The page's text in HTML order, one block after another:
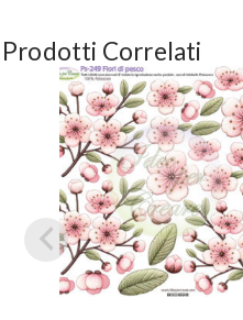
Prodotti Correlati